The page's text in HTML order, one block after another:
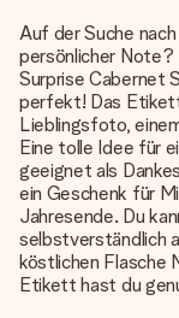
Auf der Suche
persönlicher Note?
Surprise Cabernet
perfekt! Das
Lieblingsfoto,
Eine tolle Idee für
geeignet als
ein Geschenk für
Jahresende. Du
selbstverständlich
köstlichen Flasche
Etikett hast du